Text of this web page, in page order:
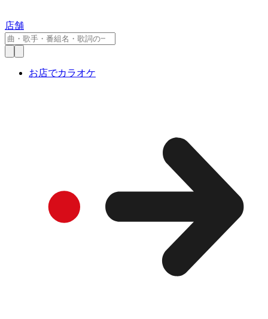
店舗
お店でカラオケ